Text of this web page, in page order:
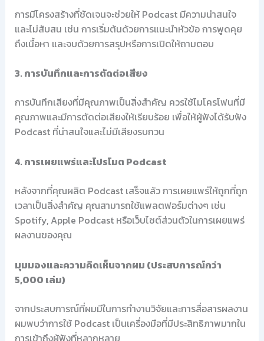
การมีโครงสร้างที่ชัดเจนจะช่วยให้ Podcast มีความน่าสนใจ
และไม่สับสน เช่น การเริ่มต้นด้วยการแนะนำหัวข้อ การพูดคุย
ถึงเนื้อหา และจบด้วยการสรุปหรือการเปิดให้ถามตอบ
3. การบันทึกและการตัดต่อเสียง
การบันทึกเสียงที่มีคุณภาพเป็นสิ่งสำคัญ ควรใช้ไมโครโฟนที่มี
คุณภาพและมีการตัดต่อเสียงให้เรียบร้อย เพื่อให้ผู้ฟังได้รับฟัง
Podcast ที่น่าสนใจและไม่มีเสียงรบกวน
4. การเผยแพร่และโปรโมต Podcast
หลังจากที่คุณผลิต Podcast เสร็จแล้ว การเผยแพร่ให้ถูกที่ถูก
เวลาเป็นสิ่งสำคัญ คุณสามารถใช้แพลตฟอร์มต่างๆ เช่น
Spotify, Apple Podcast หรือเว็บไซต์ส่วนตัวในการเผยแพร่
ผลงานของคุณ
มุมมองและความคิดเห็นจากผม (ประสบการณ์กว่า
5,000 เล่ม)
จากประสบการณ์ที่ผมมีในการทำงานวิจัยและการสื่อสารผลงาน
ผมพบว่าการใช้ Podcast เป็นเครื่องมือที่มีประสิทธิภาพมากใน
การเข้าถึงผู้ฟังที่หลากหลาย